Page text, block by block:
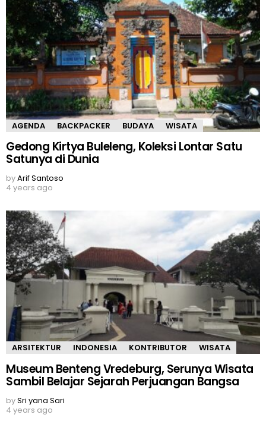
AGENDA BACKPACKER BUDAYA WISATA
Gedong Kirtya Buleleng, Koleksi Lontar Satu
Satunya di Dunia
byArif Santoso
4 years ago
ARSITEKTUR INDONESIA KONTRIBUTOR WISATA
Museum Benteng Vredeburg, Serunya Wisata
Sambil Belajar Sejarah Perjuangan Bangsa
bySri yana Sari
4 years ago